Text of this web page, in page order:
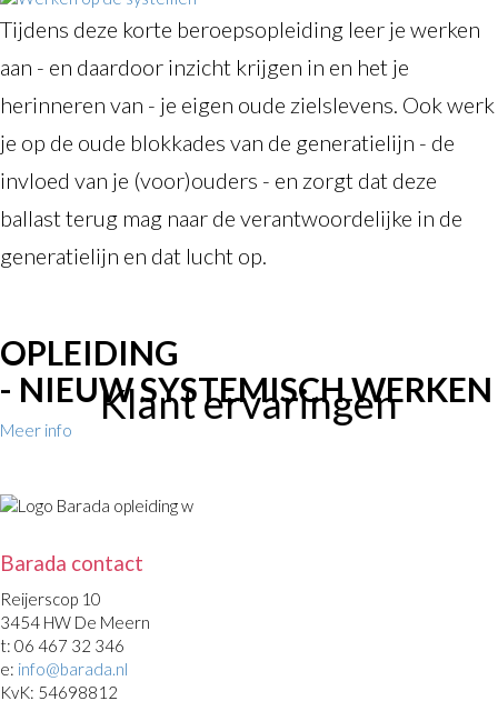
Tijdens deze korte beroepsopleiding leer je werken
aan - en daardoor inzicht krijgen in en het je
herinneren van - je eigen oude zielslevens. Ook werk
je op de oude blokkades van de generatielijn - de
invloed van je (voor)ouders - en zorgt dat deze
ballast terug mag naar de verantwoordelijke in de
generatielijn en dat lucht op.
OPLEIDING
- NIEUW SYSTEMISCH WERKEN
Meer info
Klant ervaringen
Barada contact
Reijerscop 10
3454 HW De Meern
t: 06 467 32 346
e: info@barada.nl
KvK: 54698812